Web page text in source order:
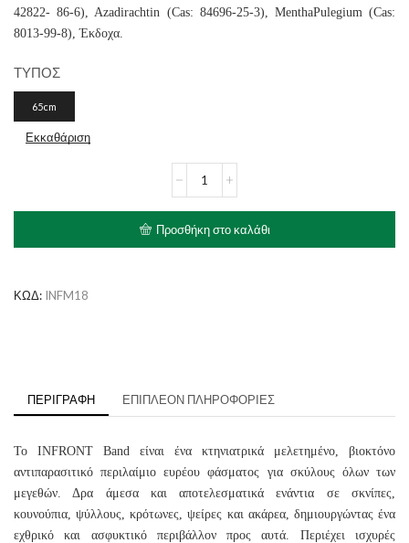
42822- 86-6), Azadirachtin (Cas: 84696-25-3), MenthaPulegium (Cas:
8013-99-8), Έκδοχα.
ΤΥΠΟΣ
65cm
Εκκαθάριση
Αντιπαρασιτικό
ποσότητα
Προσθήκη στο καλάθι
ΚΩΔ: INFM18
ΠΕΡΙΓΡΑΦΉ ΕΠΙΠΛΈΟΝ ΠΛΗΡΟΦΟΡΊΕΣ
To INFRONT Band είναι ένα κτηνιατρικά μελετημένο, βιοκτόνο
αντιπαρασιτικό περιλαίμιο ευρέου φάσματος για σκύλους όλων των
μεγεθών. Δρα άμεσα και αποτελεσματικά ενάντια σε σκνίπες,
κουνούπια, ψύλλους, κρότωνες, ψείρες και ακάρεα, δημιουργώντας ένα
εχθρικό και ασφυκτικό περιβάλλον προς αυτά. Περιέχει ισχυρές